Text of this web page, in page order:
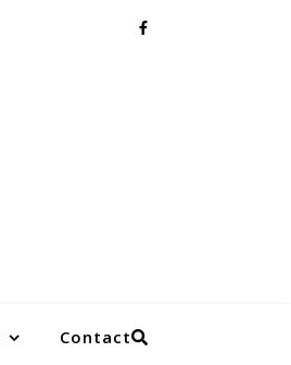
Contact